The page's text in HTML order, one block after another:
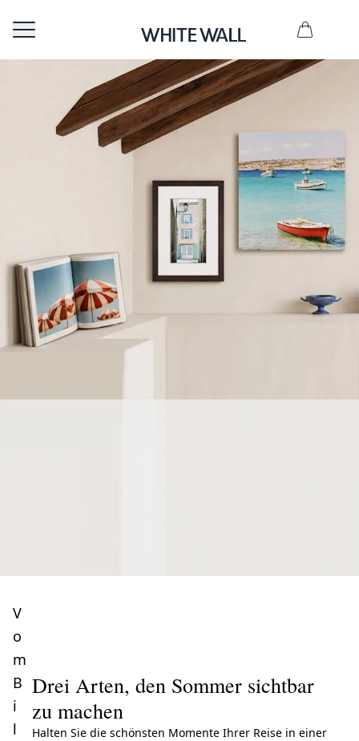
V
o
m
B
i
l
Drei Arten, den Sommer sichtbar
zu machen
Halten Sie die schönsten Momente Ihrer Reise in einer